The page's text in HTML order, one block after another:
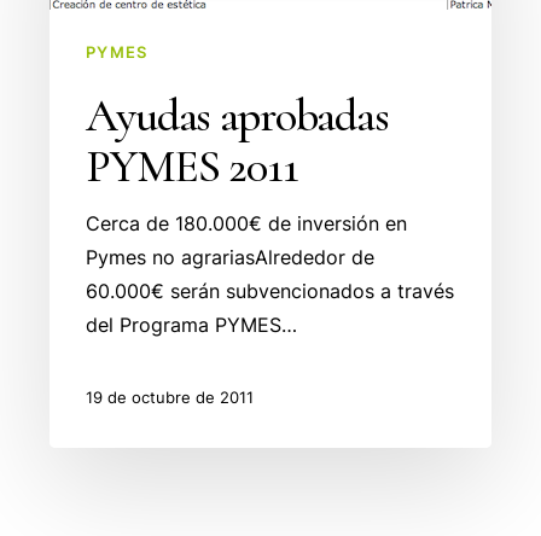
PYMES
Ayudas aprobadas
PYMES 2011
Cerca de 180.000€ de inversión en
Pymes no agrariasAlrededor de
60.000€ serán subvencionados a través
del Programa PYMES…
19 de octubre de 2011